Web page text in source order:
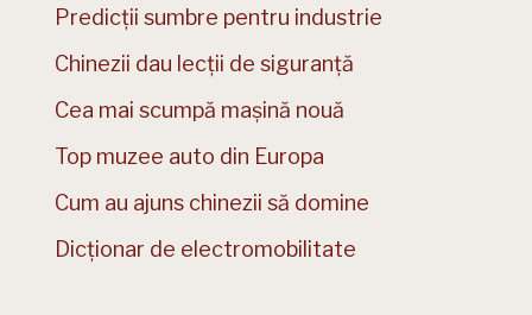
Predicții sumbre pentru industrie
Chinezii dau lecții de siguranță
Cea mai scumpă mașină nouă
Top muzee auto din Europa
Cum au ajuns chinezii să domine
Dicționar de electromobilitate